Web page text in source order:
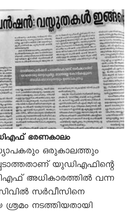
ഭരണകാലം
ഒരുകാലത്തും
യുഡിഎഫിന്റെ
അധികാരത്തില്‍ വന്ന
സിവില്‍ സര്‍വീസിനെ
നടത്തിയതായി